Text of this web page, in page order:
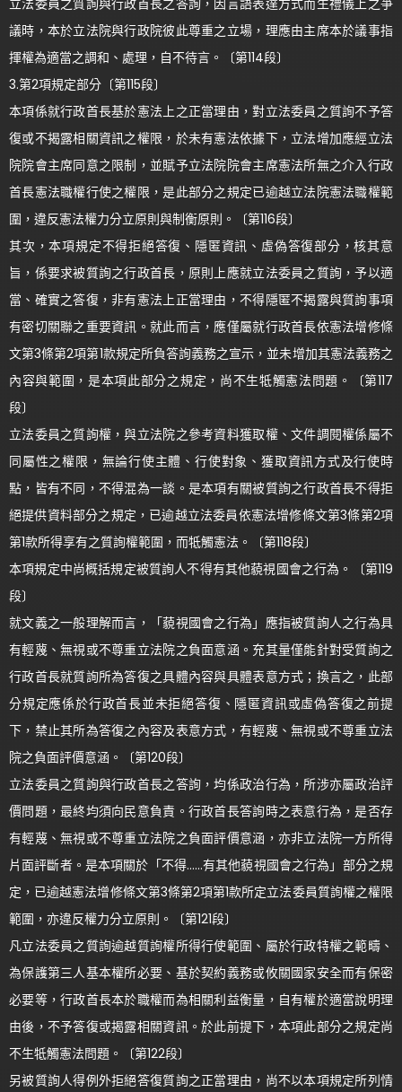
議時，本於立法院與行政院彼此尊重之立場，理應由主席本於議事指
揮權為適當之調和、處理，自不待言。〔第114段〕
3.第2項規定部分〔第115段〕
本項係就行政首長基於憲法上之正當理由，對立法委員之質詢不予答
復或不揭露相關資訊之權限，於未有憲法依據下，立法增加應經立法
院院會主席同意之限制，並賦予立法院院會主席憲法所無之介入行政
首長憲法職權行使之權限，是此部分之規定已逾越立法院憲法職權範
圍，違反憲法權力分立原則與制衡原則。〔第116段〕
其次，本項規定不得拒絕答復、隱匿資訊、虛偽答復部分，核其意
旨，係要求被質詢之行政首長，原則上應就立法委員之質詢，予以適
當、確實之答復，非有憲法上正當理由，不得隱匿不揭露與質詢事項
有密切關聯之重要資訊。就此而言，應僅屬就行政首長依憲法增修條
文第3條第2項第1款規定所負答詢義務之宣示，並未增加其憲法義務之
內容與範圍，是本項此部分之規定，尚不生牴觸憲法問題。〔第117
段〕
立法委員之質詢權，與立法院之參考資料獲取權、文件調閱權係屬不
同屬性之權限，無論行使主體、行使對象、獲取資訊方式及行使時
點，皆有不同，不得混為一談。是本項有關被質詢之行政首長不得拒
絕提供資料部分之規定，已逾越立法委員依憲法增修條文第3條第2項
第1款所得享有之質詢權範圍，而牴觸憲法。〔第118段〕
本項規定中尚概括規定被質詢人不得有其他藐視國會之行為。〔第119
段〕
就文義之一般理解而言，「藐視國會之行為」應指被質詢人之行為具
有輕蔑、無視或不尊重立法院之負面意涵。充其量僅能針對受質詢之
行政首長就質詢所為答復之具體內容與具體表意方式；換言之，此部
分規定應係於行政首長並未拒絕答復、隱匿資訊或虛偽答復之前提
下，禁止其所為答復之內容及表意方式，有輕蔑、無視或不尊重立法
院之負面評價意涵。〔第120段〕
立法委員之質詢與行政首長之答詢，均係政治行為，所涉亦屬政治評
價問題，最終均須向民意負責。行政首長答詢時之表意行為，是否存
有輕蔑、無視或不尊重立法院之負面評價意涵，亦非立法院一方所得
片面評斷者。是本項關於「不得……有其他藐視國會之行為」部分之規
定，已逾越憲法增修條文第3條第2項第1款所定立法委員質詢權之權限
範圍，亦違反權力分立原則。〔第121段〕
凡立法委員之質詢逾越質詢權所得行使範圍、屬於行政特權之範疇、
為保護第三人基本權所必要、基於契約義務或攸關國家安全而有保密
必要等，行政首長本於職權而為相關利益衡量，自有權於適當說明理
由後，不予答復或揭露相關資訊。於此前提下，本項此部分之規定尚
不生牴觸憲法問題。〔第122段〕
另被質詢人得例外拒絕答復質詢之正當理由，尚不以本項規定所列情